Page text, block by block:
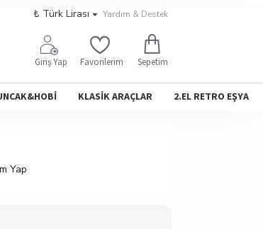
₺ Türk Lirası Yardım & Destek
Giriş Yap Favorilerim Sepetim
KLASİK ARAÇLAR 2.EL RETRO EŞYA
Yap